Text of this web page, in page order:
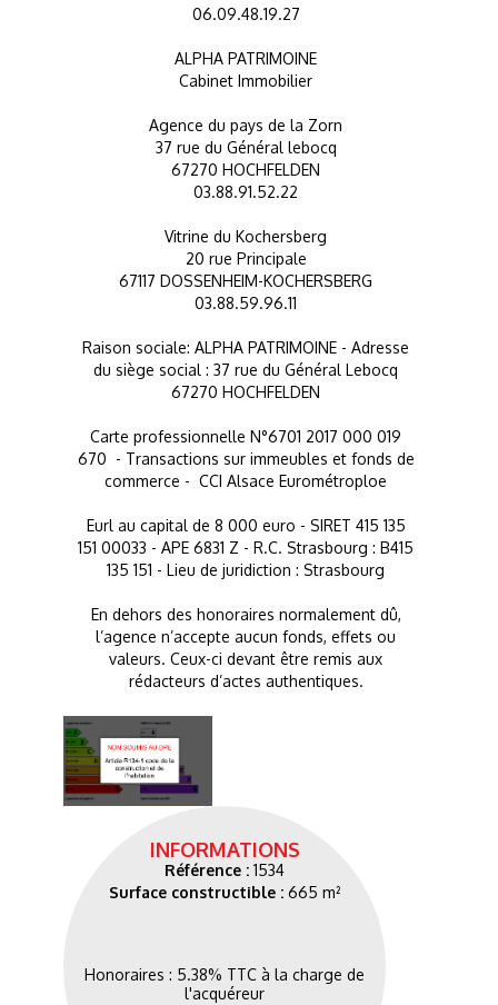
06.09.48.19.27
ALPHA PATRIMOINE
Cabinet Immobilier
Agence du pays de la Zorn
37 rue du Général lebocq
67270 HOCHFELDEN
03.88.91.52.22
Vitrine du Kochersberg
20 rue Principale
67117 DOSSENHEIM-KOCHERSBERG
03.88.59.96.11
Raison sociale: ALPHA PATRIMOINE - Adresse
du siège social : 37 rue du Général Lebocq
67270 HOCHFELDEN
Carte professionnelle N°6701 2017 000 019
670 - Transactions sur immeubles et fonds de
commerce - CCI Alsace Eurométroploe
Eurl au capital de 8 000 euro - SIRET 415 135
151 00033 - APE 6831 Z - R.C. Strasbourg : B415
135 151 - Lieu de juridiction : Strasbourg
En dehors des honoraires normalement dû,
l’agence n’accepte aucun fonds, effets ou
valeurs. Ceux-ci devant être remis aux
rédacteurs d’actes authentiques.
INFORMATIONS
Référence : 1534
Surface constructible : 665 m²
Honoraires : 5.38% TTC à la charge de
l'acquéreur